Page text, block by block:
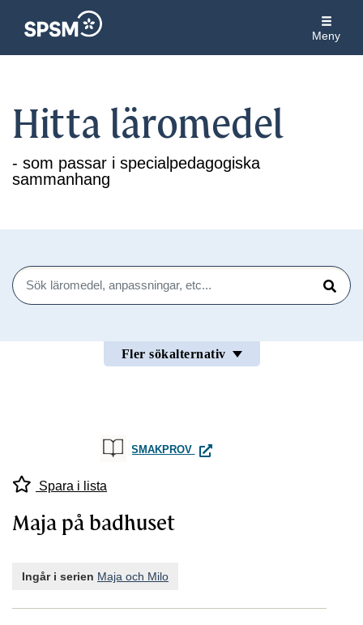
Meny
Hitta läromedel
- som passar i specialpedagogiska
sammanhang
Sök
Sök
Fler sökalternativ
SMAKPROV MAJA PÅ BADHUSET
Spara i lista
Maja på badhuset
Ingår i serien Maja och Milo